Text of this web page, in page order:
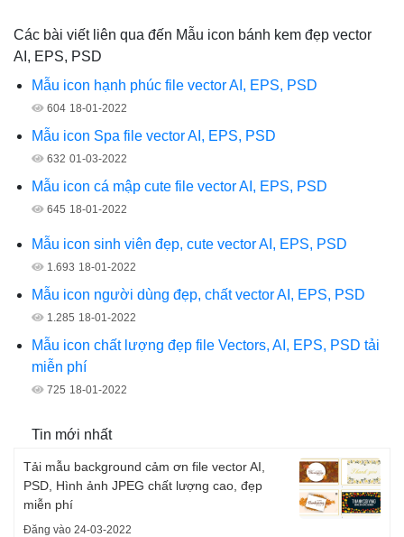
Các bài viết liên qua đến Mẫu icon bánh kem đẹp vector
AI, EPS, PSD
Mẫu icon hạnh phúc file vector AI, EPS, PSD
604 18-01-2022
Mẫu icon Spa file vector AI, EPS, PSD
632 01-03-2022
Mẫu icon cá mập cute file vector AI, EPS, PSD
645 18-01-2022
Mẫu icon sinh viên đẹp, cute vector AI, EPS, PSD
1.693 18-01-2022
Mẫu icon người dùng đẹp, chất vector AI, EPS, PSD
1.285 18-01-2022
Mẫu icon chất lượng đẹp file Vectors, AI, EPS, PSD tải
miễn phí
725 18-01-2022
Tin mới nhất
Tải mẫu background cảm ơn file vector AI,
PSD, Hình ảnh JPEG chất lượng cao, đẹp
miễn phí
Đăng vào 24-03-2022